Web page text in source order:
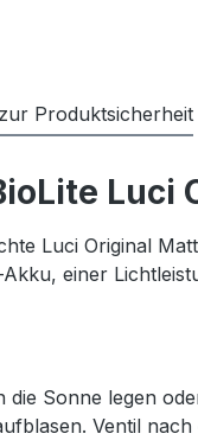
Produktsicherheit
Luci
Luci Original
einer
Sonne legen
Ventil